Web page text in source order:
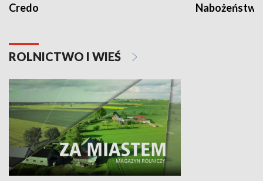
Credo
ROLNICTWO I WIEŚ